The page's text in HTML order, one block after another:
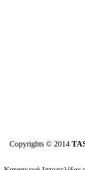
Copyrights © 2014